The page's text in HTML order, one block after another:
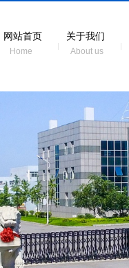
Home About us
网站首页 关于我们